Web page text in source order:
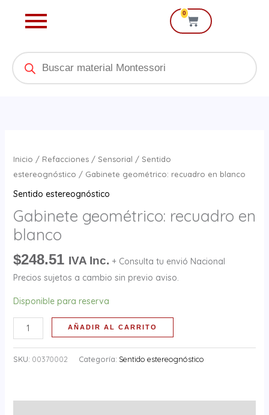
0
Cart
Products
search
Inicio / Refacciones/ Sensorial / Sentido
estereognóstico / Gabinete geométrico: recuadro en blanco
Sentido estereognóstico
Gabinete geométrico: recuadro en
blanco
$248.51 IVA Inc. + Consulta tu envió Nacional
Precios sujetos a cambio sin previo aviso.
Disponible para reserva
geométrico:
recuadro
cantidad
AÑADIR AL CARRITO
SKU: 00370002 Categoría: Sentido estereognóstico